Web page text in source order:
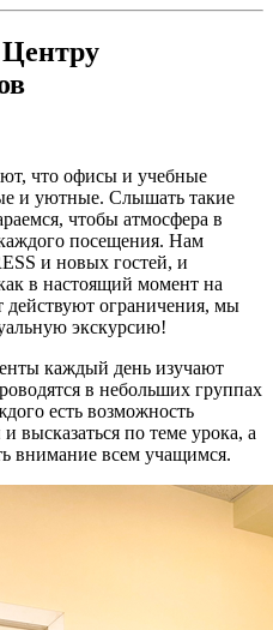
что офисы и учебные
и уютные. Слышать такие
чтобы атмосфера в
посещения. Нам
и новых гостей, и
в настоящий момент на
ограничения, мы
экскурсию!
каждый день изучают
в небольших группах
есть возможность
высказаться по теме урока, а
внимание всем учащимся.